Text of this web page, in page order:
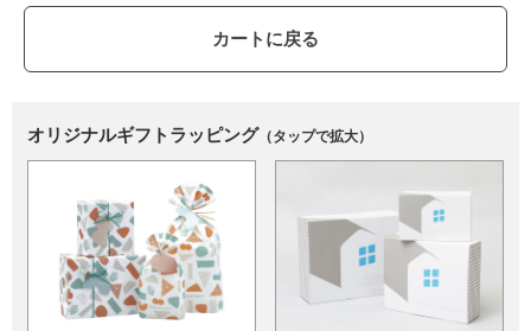
カートに戻る
オリジナルギフトラッピング （タップで拡大）